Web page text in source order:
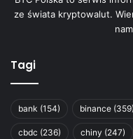
ze świata kryptowalut.
Tagi
bank (154) binance (359)
cbdc (236) chiny (247)